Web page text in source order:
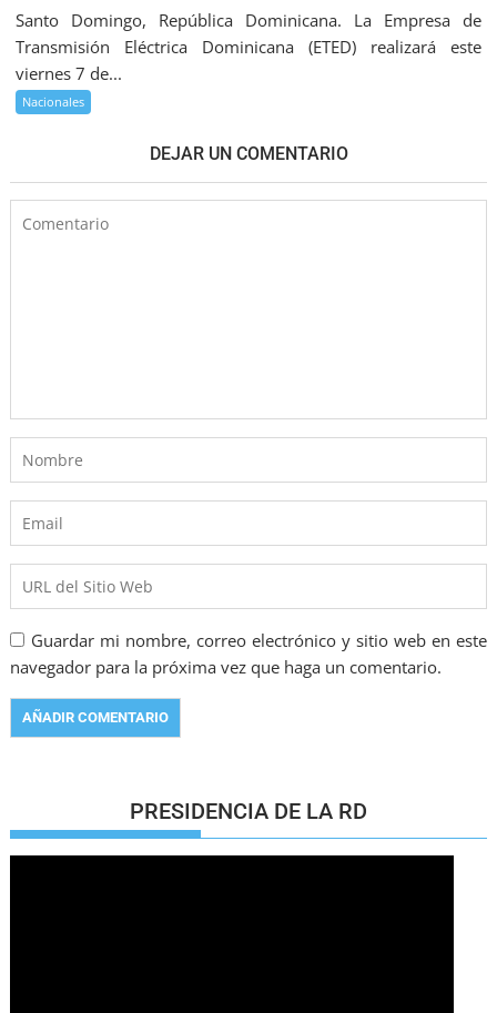
Santo Domingo, República Dominicana. La Empresa de
Transmisión Eléctrica Dominicana (ETED) realizará este
viernes 7 de...
Nacionales
DEJAR UN COMENTARIO
Guardar mi nombre, correo electrónico y sitio web en este
navegador para la próxima vez que haga un comentario.
PRESIDENCIA DE LA RD